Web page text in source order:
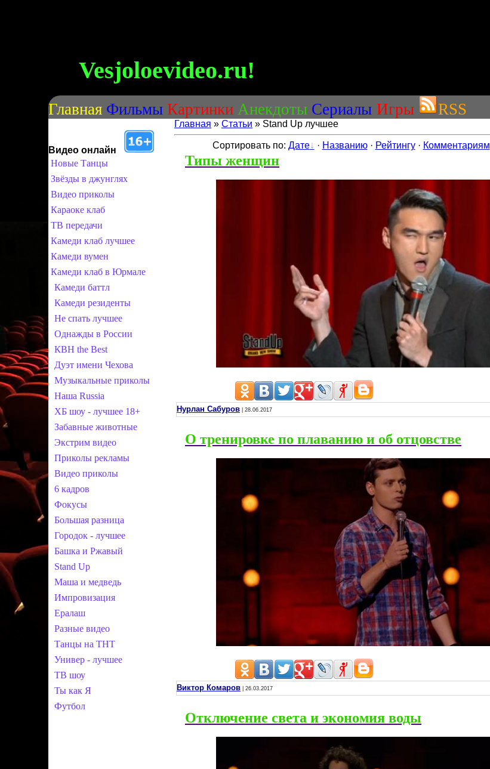
Vesjoloevideo.ru!
Главная Фильмы Картинки Анекдоты Сериалы Игры RSS
Видео онлайн
Новые Танцы
Звёзды в джунглях
Видео приколы
Караоке клаб
ТВ передачи
Камеди клаб лучшее
Камеди вумен
Камеди клаб в Юрмале
Камеди баттл
Камеди резиденты
Не спать лучшее
Однажды в России
КВН the Best
Дуэт имени Чехова
Музыкальные приколы
Наша Russia
ХБ шоу - лучшее 18+
Забавные животные
Экстрим видео
Приколы рекламы
Видео приколы
6 кадров
Фокусы
Большая разница
Городок - лучшее
Башка и Ржавый
Stand Up
Маша и медведь
Импровизация
Ералаш
Разные видео
Танцы на ТНТ
Универ - лучшее
ТВ шоу
Ты как Я
Футбол
Главная » Статьи » Stand Up лучшее
Сортировать по: Дате · Названию· Рейтингу· Комментариям
Типы женщин
Нурлан Сабуров | 28.06.2017
О тренировке по плаванию и об отцовстве
Виктор Комаров | 26.03.2017
Отключение света и экономия воды